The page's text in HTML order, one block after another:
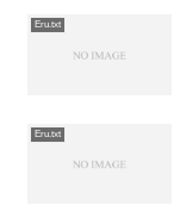
Eru.txt
Eru.txt